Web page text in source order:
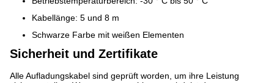
Kabellänge: 5 und 8 m
Schwarze Farbe mit weißen Elementen
Sicherheit und Zertifikate
Alle Aufladungskabel sind geprüft worden, um ihre Leistung